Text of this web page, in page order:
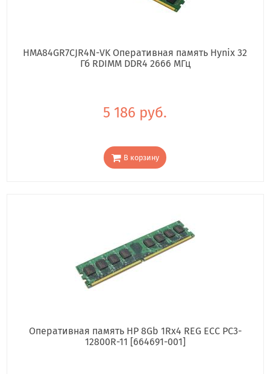
HMA84GR7CJR4N-VK Оперативная память Hynix 32
Гб RDIMM DDR4 2666 МГц
5 186 руб.
В корзину
Оперативная память HP 8Gb 1Rx4 REG ECC PC3-
12800R-11 [664691-001]